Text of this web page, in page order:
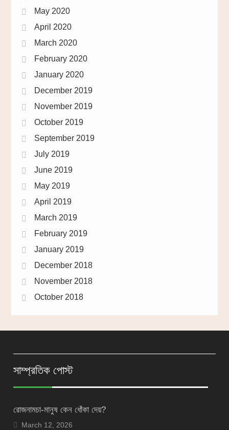
May 2020
April 2020
March 2020
February 2020
January 2020
December 2019
November 2019
October 2019
September 2019
July 2019
June 2019
May 2019
April 2019
March 2019
February 2019
January 2019
December 2018
November 2018
October 2018
সাম্প্রতিক পোস্ট
রোজনামচা-মানুষ কেন ধোঁকা দেয়?
March 12, 2026